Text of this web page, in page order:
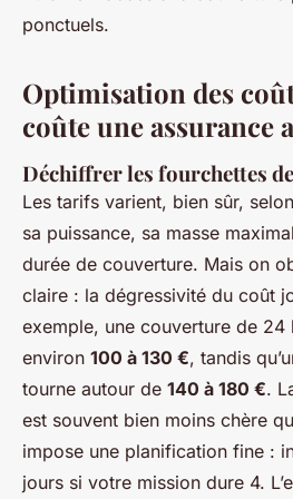
ponctuels.
Optimisation des
coûte une assurance
Déchiffrer les fourchettes
Les tarifs varient, bien sûr,
sa puissance, sa masse
durée de couverture. Mais on
claire : la dégressivité du coût
exemple, une couverture de 24
environ 100 à 130 €, tandis
tourne autour de 140 à 180 €.
est souvent bien moins chère
impose une planification fine :
jours si votre mission dure 4.